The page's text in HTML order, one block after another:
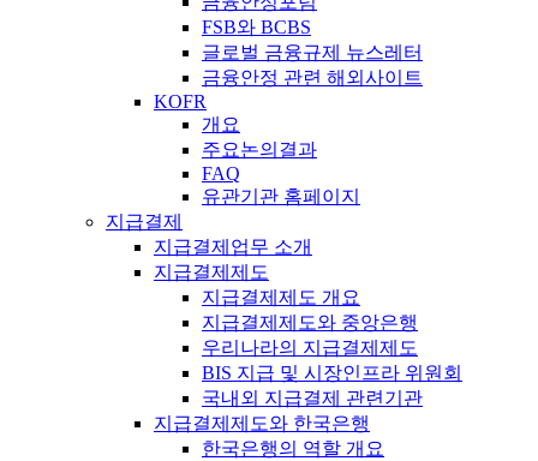
FSB와 BCBS
글로벌 금융규제 뉴스레터
금융안정 관련 해외사이트
KOFR
개요
주요논의결과
FAQ
유관기관 홈페이지
지급결제
지급결제업무 소개
지급결제제도
지급결제제도 개요
지급결제제도와 중앙은행
우리나라의 지급결제제도
BIS 지급 및 시장인프라 위원회
국내외 지급결제 관련기관
지급결제제도와 한국은행
한국은행의 역할 개요